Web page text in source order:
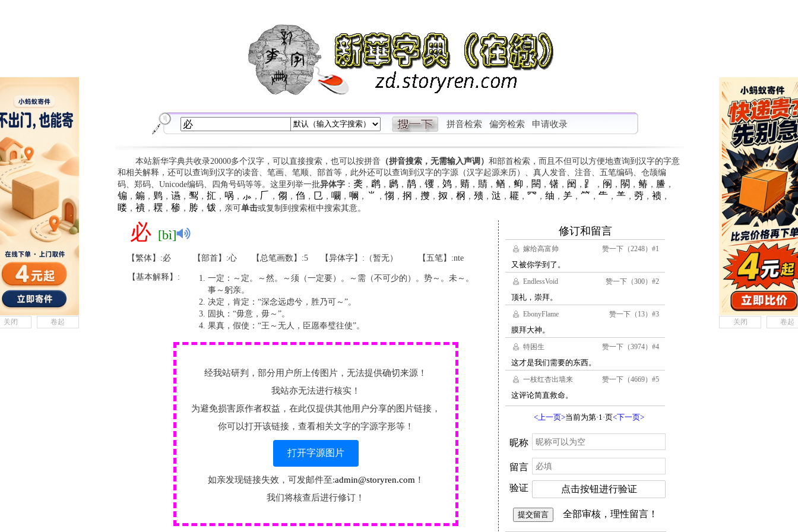
拼音检索 偏旁检索 申请收录
本站新华字典共收录20000多个汉字，可以直接搜索，也可以按拼音（拼音搜索，无需输入声调） 和部首检索，而且不但可以方便地查询到汉字的字意
和相关解释，还可以查询到汉字的读音、笔画、笔顺、部首等，此外还可以查询到汉字的字源（汉字起源来历）、真人发音、注音、五笔编码、仓颉编
码、郑码、Unicode编码、四角号码等等。这里列举一批异体字： 䶮 ， 䴙， 䴘， 䴖， 䦆， 䴔， 䞍， 䝼， 䲡 ， 䲟 ， 䦟 ， 䦃， 䦷 ， ⻊ ， 䦶 ， 䦛 ， 䲠 ， 䲢 ，
䦂 ， 䥇 ， 䴗， 䜩， 䴕， 㧟 ， 㖞 ， ⺗ ， 𠂆 ， 㑳 ， 㑇 ， 㔾 ， 㘚 ， 㘎 ， ⺌ ， 㥮 ， 㧏 ， 㩳， 㧐 ， 㭎 ， 㱮， 㳠 ， 䎱 ， ⺳ ， 䌷 ， ⺶， ⺮ ， ⺧， ⺷， 䓖， 䙌，
䁖， 䙡， 䎬 ， 䅟， 䏝， 䥽，亲可单击或复制到搜索框中搜索其意。
必 [bì]
【繁体】:必 【部首】:心 【总笔画数】:5 【异体字】:（暂无） 【五笔】:nte
【基本解释】:
一定：～定。～然。～须（一定要）。～需（不可少的）。势～。未～。
事～躬亲。
决定，肯定：“深念远虑兮，胜乃可～”。
固执：“毋意，毋～”。
果真，假使：“王～无人，臣愿奉璧往使”。
经我站研判，部分用户所上传图片，无法提供确切来源！
我站亦无法进行核实！
为避免损害原作者权益，在此仅提供其他用户分享的图片链接，
你可以打开该链接，查看相关文字的字源字形等！
打开字源图片
如亲发现链接失效，可发邮件至:admin@storyren.com ！
我们将核查后进行修订！
关闭 卷起 关闭 卷起